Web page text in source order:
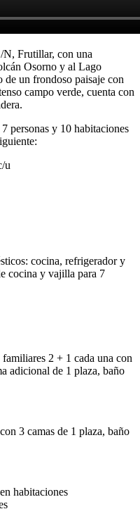
Frutillar, con una
Osorno y al Lago
de un frondoso paisaje con
campo verde, cuenta con
personas y 10 habitaciones
u
cocina, refrigerador y
cocina y vajilla para 7
2 + 1 cada una con
adicional de 1 plaza, baño
3 camas de 1 plaza, baño
habitaciones